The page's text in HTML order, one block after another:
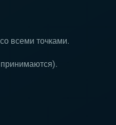
всеми точками.